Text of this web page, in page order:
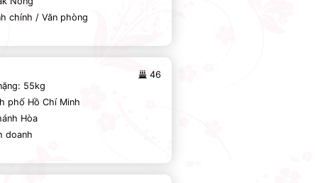
chính / Văn phòng
46
55kg
phố Hồ Chí Minh
Hòa
doanh